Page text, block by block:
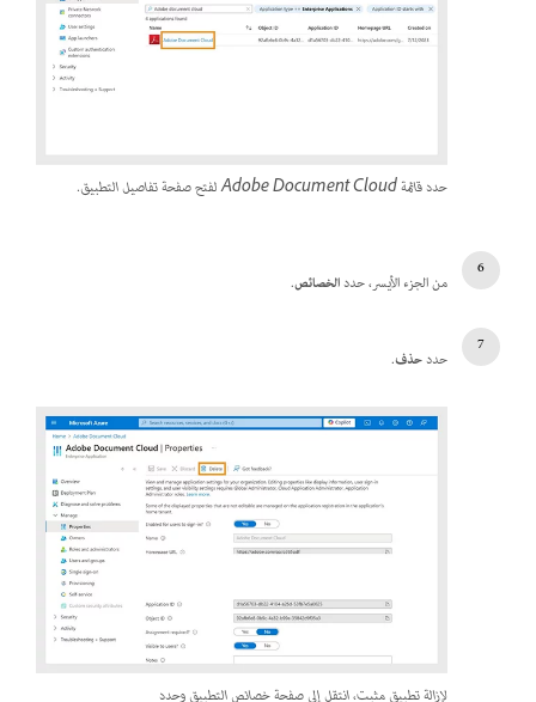
حدد قائمة Adobe Document Cloud لفتح صفحة تفاصيل التطبيق.
من الجزء الأيسر، حددالخصائص.
حددحذف.
لإزالة تطبيق مثبت، انتقل إلى صفحة خصائص التطبيق وحدد